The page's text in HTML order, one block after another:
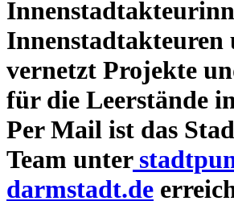
Innenstadtakteuren
vernetzt Projekte
für die Leerstände
Per Mail ist das
Team unter
darmstadt.de